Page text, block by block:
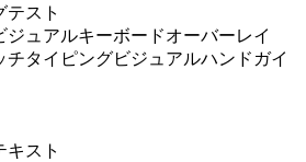
テスト
ジュアルキーボードオーバーレイ
チタイピングビジュアルハンドガイ
キスト